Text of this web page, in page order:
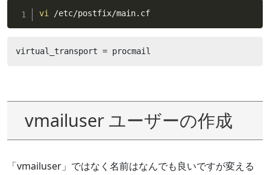
vi /etc/postfix/main.cf
virtual_transport = procmail
vmailuser ユーザーの作成
「vmailuser」ではなく名前はなんでも良いですが変える